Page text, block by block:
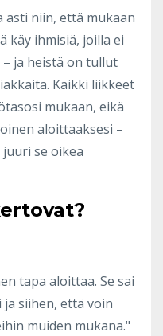
niin, että mukaan
käy ihmisiä, joilla ei
ja heistä on tullut
Kaikki liikkeet
mukaan, eikä
aloittaaksesi –
se oikea
tapa aloittaa. Se sai
siihen, että voin
muiden mukana."